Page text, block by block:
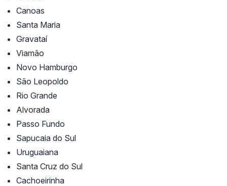
Canoas
Santa Maria
Gravataí
Viamão
Novo Hamburgo
São Leopoldo
Rio Grande
Alvorada
Passo Fundo
Sapucaia do Sul
Uruguaiana
Santa Cruz do Sul
Cachoeirinha